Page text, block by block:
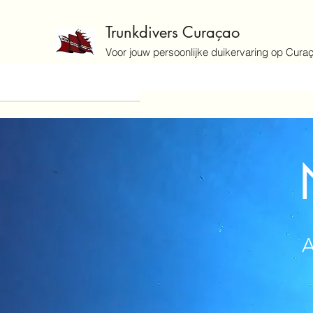
Trunkdivers Curaçao
Voor jouw persoonlijke duikervaring op